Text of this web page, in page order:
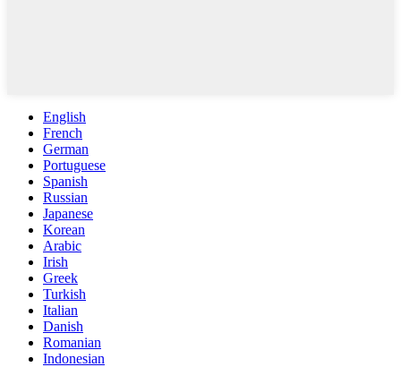
English
French
German
Portuguese
Spanish
Russian
Japanese
Korean
Arabic
Irish
Greek
Turkish
Italian
Danish
Romanian
Indonesian